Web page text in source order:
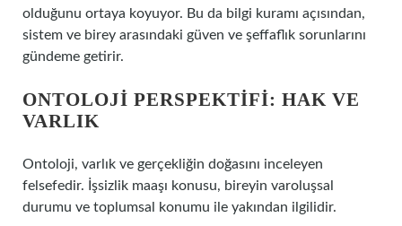
olduğunu ortaya koyuyor. Bu da bilgi kuramı açısından,
sistem ve birey arasındaki güven ve şeffaflık sorunlarını
gündeme getirir.
ONTOLOJI PERSPEKTIFI: HAK VE
VARLIK
Ontoloji, varlık ve gerçekliğin doğasını inceleyen
felsefedir. İşsizlik maaşı konusu, bireyin varoluşsal
durumu ve toplumsal konumu ile yakından ilgilidir.